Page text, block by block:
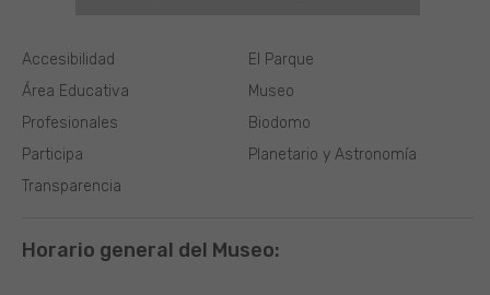
El Parque
Museo
Biodomo
Planetario y Astronomía
Área Educativa
Profesionales
Participa
Transparencia
Accesibilidad
Horario general del Museo: